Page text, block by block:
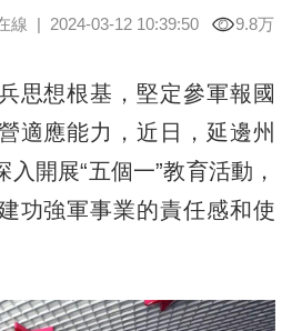
線 | 2024-03-12 10:39:50 9.8万
想根基，堅定參軍報國
適應能力，近日，延邊州
開展“五個一”教育活動，
功強軍事業的責任感和使